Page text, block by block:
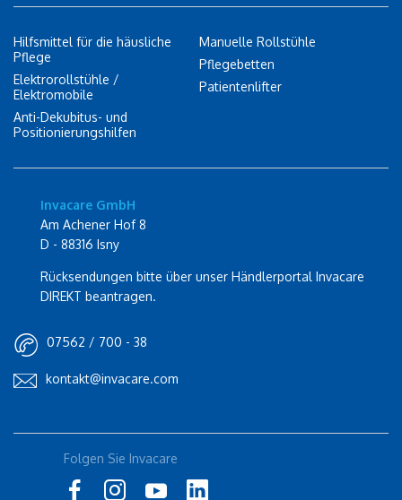
Hilfsmittel für die häusliche
Pflege
Elektrorollstühle /
Elektromobile
Anti-Dekubitus- und
Positionierungshilfen
Manuelle Rollstühle
Pflegebetten
Patientenlifter
Invacare GmbH
Am Achener Hof 8
D - 88316 Isny
Rücksendungen bitte über unser Händlerportal Invacare
DIREKT beantragen.
07562 / 700 - 38
kontakt@invacare.com
Folgen Sie Invacare